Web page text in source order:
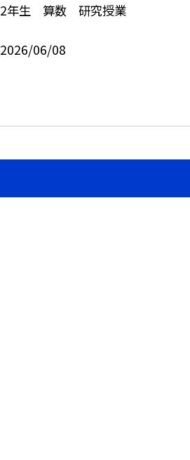
2年生 算数 研究授業
2026/06/08